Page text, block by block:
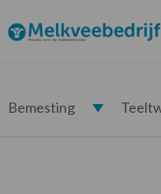
de
hoofdnavigatie
de
hoofd
de
eerste
de
voettekst
Melkveebedrijf.nl
Bemesting